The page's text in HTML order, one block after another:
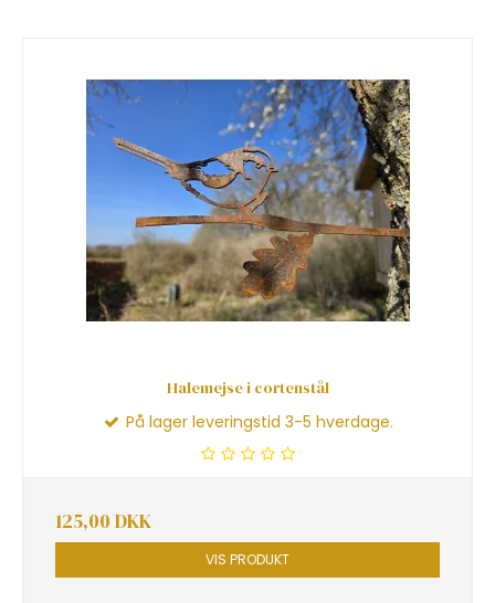
Halemejse i cortenstål
På lager leveringstid 3-5 hverdage.
125,00 DKK
VIS PRODUKT